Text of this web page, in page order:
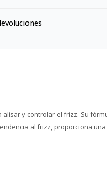
y controlar el frizz. Su
al frizz, proporciona